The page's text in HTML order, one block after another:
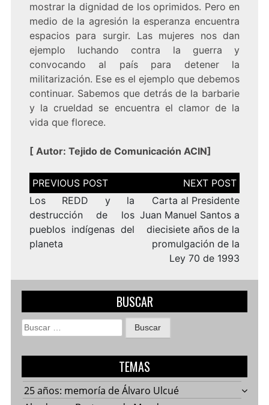
mostrar la dignidad de los oprimidos. Pero en
medio de la agresión la esperanza encuentra
espacios para surgir. Las mujeres nos dan
ejemplo luchando contra la guerra y
convocando al país para detener la
militarización. Ese es el ejemplo que debemos
continuar. Sabemos que detrás de la barbarie
y la crueldad se encuentra el clamor de la
vida que florece.
[ Autor: Tejido de Comunicación ACIN]
Navegación
de
entradas
Los REDD y la
destrucción de los
pueblos indígenas del
planeta
Carta al Presidente
Juan Manuel Santos a
diecisiete años de la
promulgación de la
Ley 70 de 1993
BUSCAR
Buscar:
TEMAS
25 años: memoría de Álvaro Ulcué